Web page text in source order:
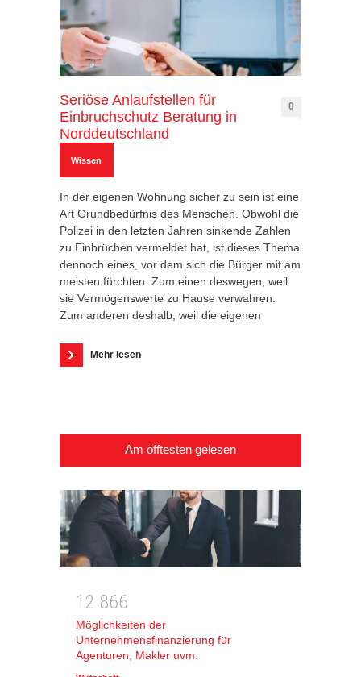
Seriöse Anlaufstellen für
Einbruchschutz Beratung in
Norddeutschland
0
Wissen
In der eigenen Wohnung sicher zu sein ist eine
Art Grundbedürfnis des Menschen. Obwohl die
Polizei in den letzten Jahren sinkende Zahlen
zu Einbrüchen vermeldet hat, ist dieses Thema
dennoch eines, vor dem sich die Bürger mit am
meisten fürchten. Zum einen deswegen, weil
sie Vermögenswerte zu Hause verwahren.
Zum anderen deshalb, weil die eigenen
Mehr lesen
Am öfftesten gelesen
1 2 866
Möglichkeiten der
Unternehmensfinanzierung für
Agenturen, Makler uvm.